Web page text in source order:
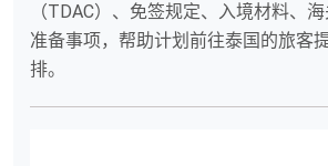
（TDAC）、免签规定、入境材料、
准备事项，帮助计划前往泰国的旅客
排。